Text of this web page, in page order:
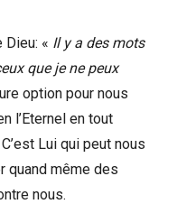
Dieu: « Il y a des mots
que je ne peux
option pour nous
l’Eternel en tout
Lui qui peut nous
quand même des
nous.